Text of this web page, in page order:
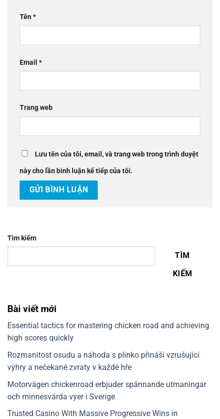
Tên*
Email *
Trang web
Lưu tên của tôi, email, và trang web trong trình duyệt
này cho lần bình luận kế tiếp của tôi.
Tìm kiếm
TÌM
KIẾM
Bài viết mới
Essential tactics for mastering chicken road and achieving
high scores quickly
Rozmanitost osudu a náhoda s plinko přináší vzrušující
výhry a nečekané zvraty v každé hře
Motorvägen chickenroad erbjuder spännande utmaningar
och minnesvärda vyer i Sverige
Trusted Casino With Massive Progressive Wins in